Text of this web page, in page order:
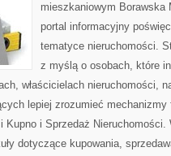
mieszkaniowym Borawska
portal informacyjny
tematyce nieruchomości.
z myślą o osobach, które
właścicielach nieruchomości,
lepiej zrozumieć mechanizmy
Kupno i Sprzedaż
dotyczące kupowania,